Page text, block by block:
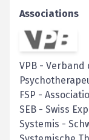
Associations
VPB - Verband
FSP -
SEB - Swiss
Systemis -